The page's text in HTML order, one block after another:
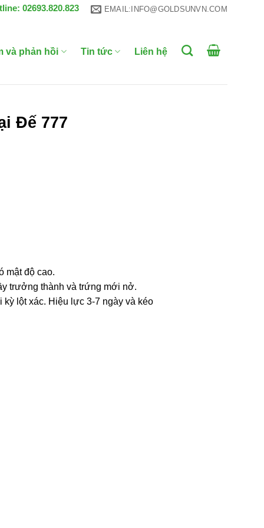
02693.820.823 EMAIL:INFO@GOLDSUNVN.COM
và phản hồi Tin tức Liên hệ
Đế 777
mật độ cao.
trưởng thành và trứng mới nở.
kỳ lột xác. Hiệu lực 3-7 ngày và kéo